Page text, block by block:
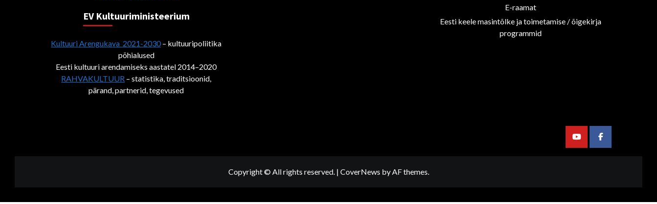
EV Kultuuriministeerium
Kultuuri Arengukava 2021-2030– kultuuripoliitika
põhialused
Eesti kultuuri arendamiseks aastatel 2014–2020
RAHVAKULTUUR – statistika, traditsioonid,
pärand, partnerid, tegevused
E-raamat
Eesti keele masintõlke ja toimetamise / õigekirja
programmid
YoutubeFacebook
Copyright © All rights reserved. | CoverNews by AF themes.